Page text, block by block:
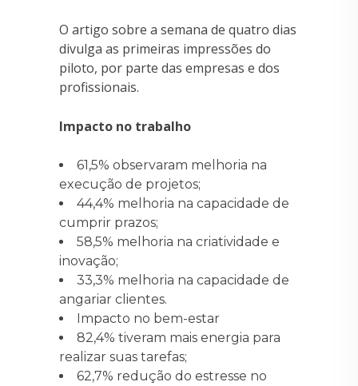
O artigo sobre a semana de quatro dias
divulga as primeiras impressões do
piloto, por parte das empresas e dos
profissionais.
Impacto no trabalho
61,5% observaram melhoria na
execução de projetos;
44,4% melhoria na capacidade de
cumprir prazos;
58,5% melhoria na criatividade e
inovação;
33,3% melhoria na capacidade de
angariar clientes.
Impacto no bem-estar
82,4% tiveram mais energia para
realizar suas tarefas;
62,7% redução do estresse no